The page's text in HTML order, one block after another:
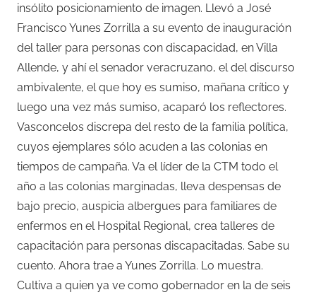
insólito posicionamiento de imagen. Llevó a José
Francisco Yunes Zorrilla a su evento de inauguración
del taller para personas con discapacidad, en Villa
Allende, y ahí el senador veracruzano, el del discurso
ambivalente, el que hoy es sumiso, mañana crítico y
luego una vez más sumiso, acaparó los reflectores.
Vasconcelos discrepa del resto de la familia política,
cuyos ejemplares sólo acuden a las colonias en
tiempos de campaña. Va el líder de la CTM todo el
año a las colonias marginadas, lleva despensas de
bajo precio, auspicia albergues para familiares de
enfermos en el Hospital Regional, crea talleres de
capacitación para personas discapacitadas. Sabe su
cuento. Ahora trae a Yunes Zorrilla. Lo muestra.
Cultiva a quien ya ve como gobernador en la de seis